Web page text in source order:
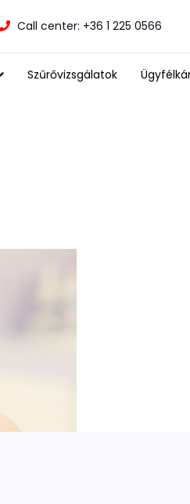
Call center: +36 1 225 0566
Szűrővizsgálatok